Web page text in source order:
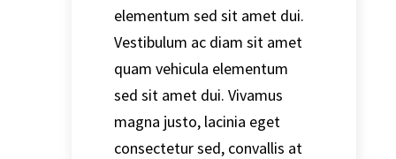
elementum sed sit amet dui.
Vestibulum ac diam sit amet
quam vehicula elementum
sed sit amet dui. Vivamus
magna justo, lacinia eget
consectetur sed, convallis at